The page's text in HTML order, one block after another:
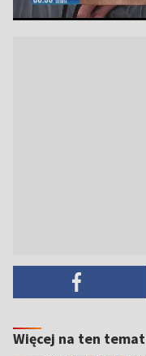
Więcej na ten temat